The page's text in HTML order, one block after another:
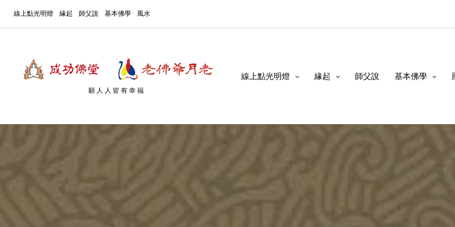
線上點光明燈 緣起 師父說 基本佛學 風水
願人人皆有幸福
線上點光明燈 緣起 師父說 基本佛學